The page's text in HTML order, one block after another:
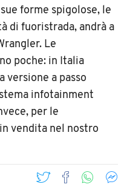
forme spigolose, le
di fuoristrada, andrà a
Le
poche: in Italia
versione a passo
infotainment
per le
vendita nel nostro